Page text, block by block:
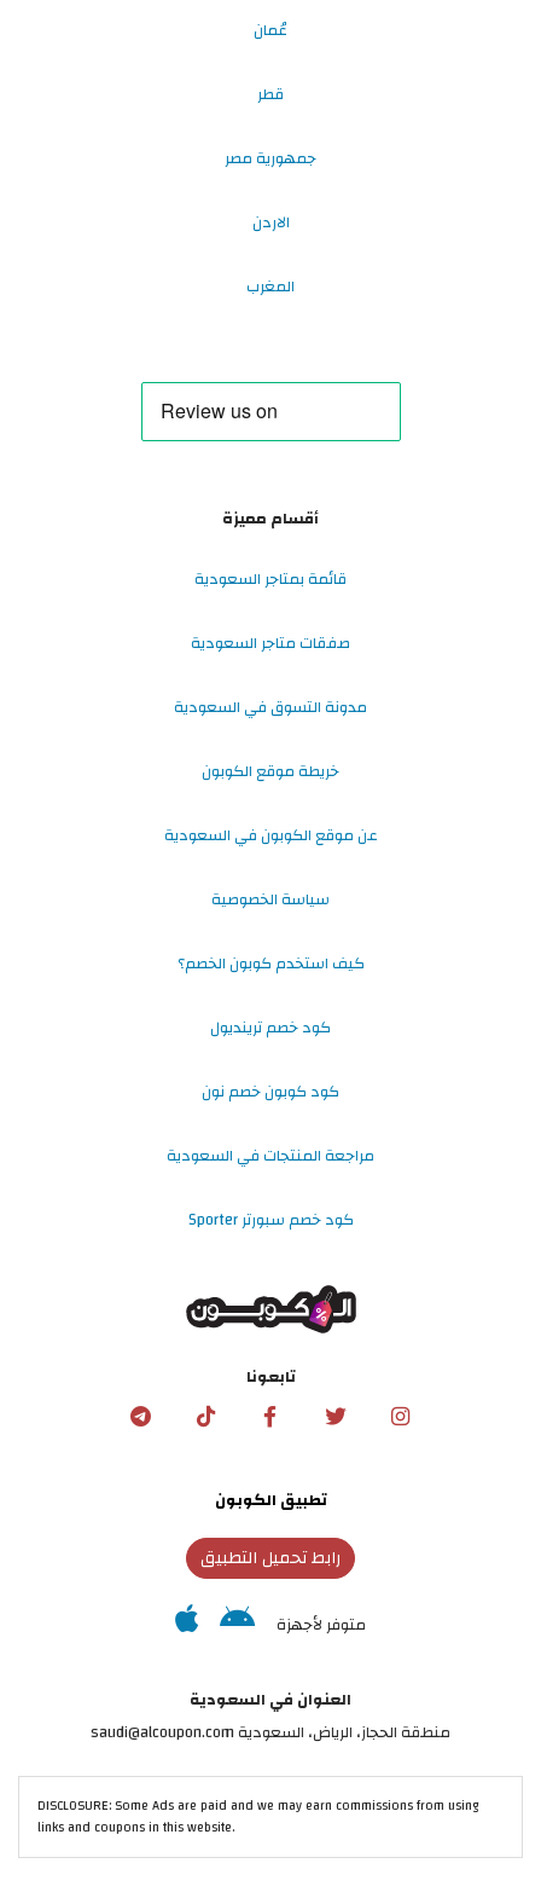
عُمان
قطر
جمهورية مصر
الاردن
المغرب
أقسام مميزة
قائمة بمتاجر السعودية
صفقات متاجر السعودية
مدونة التسوق في السعودية
خريطة موقع الكوبون
عن موقع الكوبون في السعودية
سياسة الخصوصية
كيف استخدم كوبون الخصم؟
كود خصم ترينديول
كود كوبون خصم نون
مراجعة المنتجات في السعودية
كود خصم سبورتر Sporter
تابعونا
تطبيق الكوبون
رابط تحميل التطبيق
متوفر لأجهزة
العنوان في السعودية
منطقة الحجاز، الرياض، السعودية saudi@alcoupon.com
DISCLOSURE: Some Ads are paid and we may earn commissions from using
links and coupons in this website.